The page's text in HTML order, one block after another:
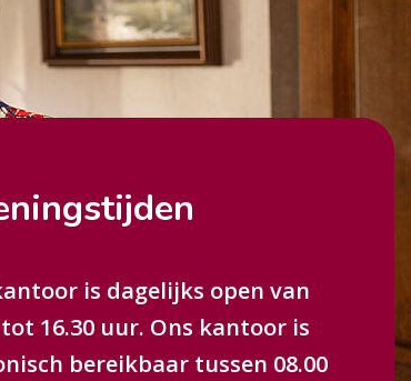
is dagelijks open van
tot 16.30 uur. Ons kantoor is
bereikbaar tussen 08.00